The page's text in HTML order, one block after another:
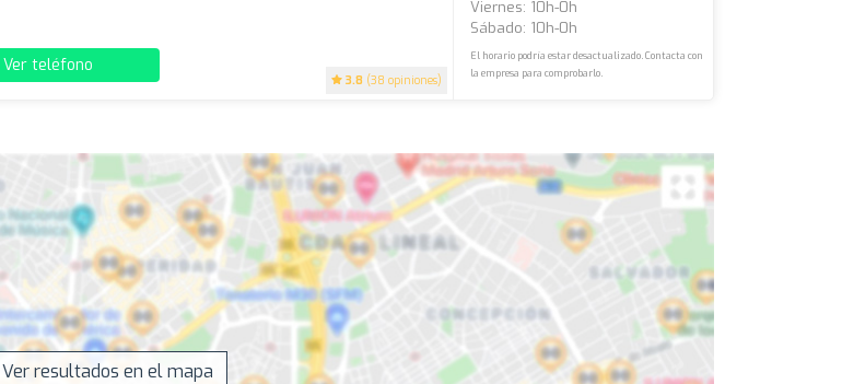
3.8 (38 opiniones)
teléfono
Viernes: 10h-0h
Sábado: 10h-0h
El horario podría estar desactualizado. Contacta con
la empresa para comprobarlo.
Ver resultados en el mapa